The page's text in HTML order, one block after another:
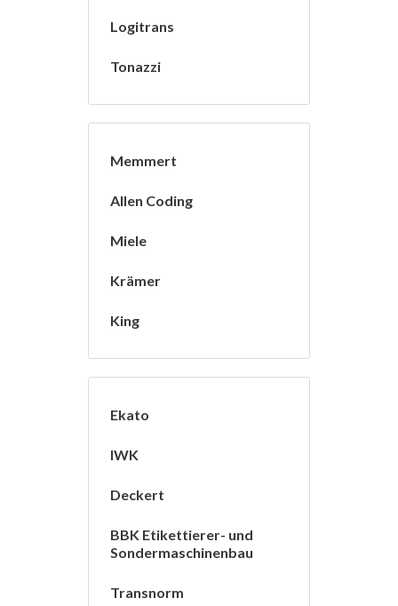
Logitrans
Tonazzi
Memmert
Allen Coding
Miele
Krämer
King
Ekato
IWK
Deckert
BBK Etikettierer- und
Sondermaschinenbau
Transnorm